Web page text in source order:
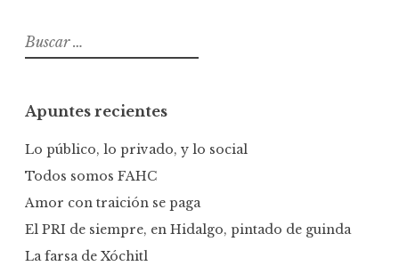
B
u
r
Apuntes recientes
Lo público, lo privado, y lo social
Todos somos FAHC
Amor con traición se paga
El PRI de siempre, en Hidalgo, pintado de guinda
La farsa de Xóchitl